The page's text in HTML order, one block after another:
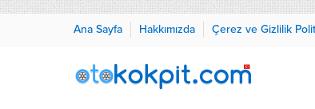
Ana Sayfa Hakkımızda Çerez ve Gizlilik